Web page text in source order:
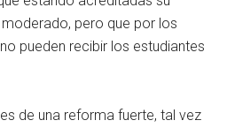
pero que por los
pueden recibir los estudiantes
de una reforma fuerte, tal vez